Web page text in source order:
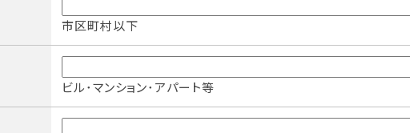
市区町村以下
ビル･マンション･アパート等